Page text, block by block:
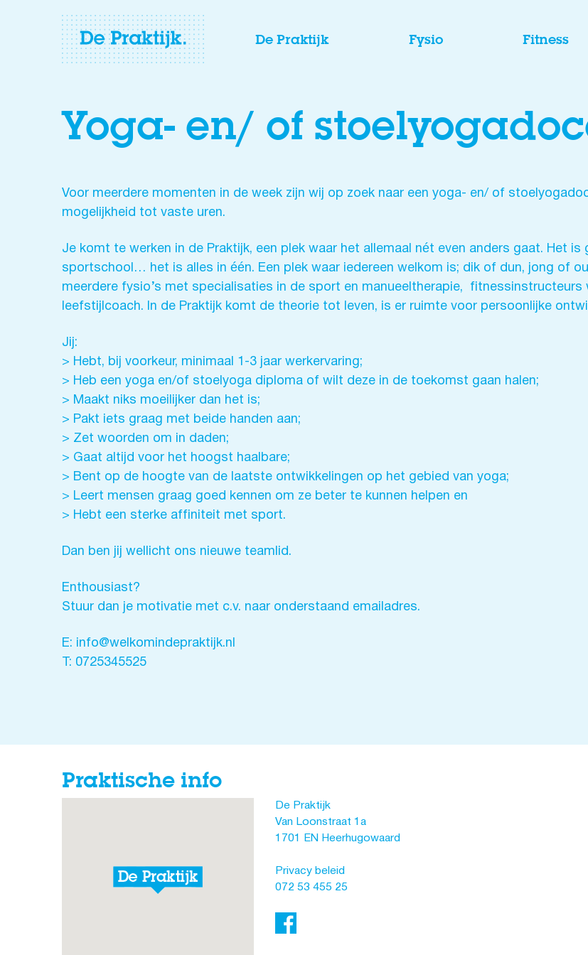
De Praktijk Fysio Fitness
Yoga- en/ of
Voor meerdere momenten in de week zijn wij op zoek naar een yoga- en/ of
mogelijkheid tot vaste uren.
Je komt te werken in de Praktijk, een plek waar het allemaal nét even anders gaat. Het
sportschool… het is alles in één. Een plek waar iedereen welkom is; dik of dun, jong of
meerdere fysio’s met specialisaties in de sport en manueeltherapie, fitnessinstructeurs
leefstijlcoach. In de Praktijk komt de theorie tot leven, is er ruimte voor persoonlijke
Jij:
> Hebt, bij voorkeur, minimaal 1-3 jaar werkervaring;
> Heb een yoga en/of stoelyoga diploma of wilt deze in de toekomst gaan halen;
> Maakt niks moeilijker dan het is;
> Pakt iets graag met beide handen aan;
> Zet woorden om in daden;
> Gaat altijd voor het hoogst haalbare;
> Bent op de hoogte van de laatste ontwikkelingen op het gebied van yoga;
> Leert mensen graag goed kennen om ze beter te kunnen helpen en
> Hebt een sterke affiniteit met sport.
Dan ben jij wellicht ons nieuwe teamlid.
Enthousiast?
Stuur dan je motivatie met c.v. naar onderstaand emailadres.
E: info@welkomindepraktijk.nl
T: 0725345525
Praktische info
De Praktijk
Van Loonstraat 1a
1701 EN Heerhugowaard
Privacy beleid
072 53 455 25